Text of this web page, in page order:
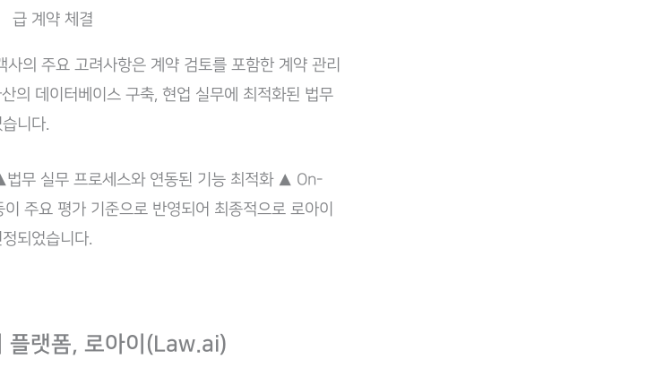
급 계약 체결
의 주요 고려사항은 계약 검토를 포함한 계약 관리
의 데이터베이스 구축, 현업 실무에 최적화된 법무
니다.
무 실무 프로세스와 연동된 기능 최적화 ▲ On-
주요 평가 기준으로 반영되어 최종적으로 로아이
되었습니다.
랫폼, 로아이(Law.ai)